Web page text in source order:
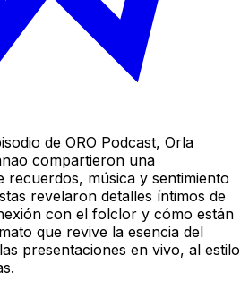
de ORO Podcast, Orla
compartieron una
recuerdos, música y sentimiento
revelaron detalles íntimos de
con el folclor y cómo están
que revive la esencia del
presentaciones en vivo, al estilo